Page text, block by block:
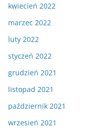
kwiecień 2022
marzec 2022
luty 2022
styczeń 2022
grudzień 2021
listopad 2021
październik 2021
wrzesień 2021